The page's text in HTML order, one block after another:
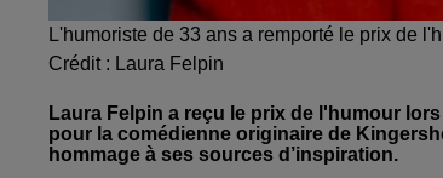
L'humoriste de 33 ans a remporté le prix de
Crédit : Laura Felpin
Laura Felpin a reçu le prix de l'humour
pour la comédienne originaire de
hommage à ses sources d’inspiration.